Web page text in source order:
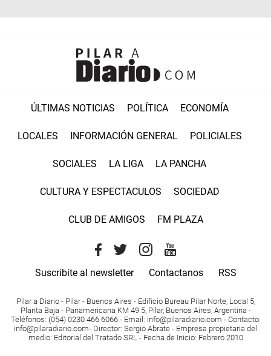
ÚLTIMAS NOTICIAS POLÍTICA ECONOMÍA
LOCALES INFORMACIÓN GENERAL POLICIALES
SOCIALES LA LIGA LA PANCHA
CULTURA Y ESPECTACULOS SOCIEDAD
CLUB DE AMIGOS FM PLAZA
Suscribite al newsletter Contactanos RSS
Pilar a Diario - Pilar - Buenos Aires - Edificio Bureau Pilar Norte, Local 5,
Planta Baja - Panamericana KM 49.5, Pilar, Buenos Aires, Argentina -
Teléfonos: (054) 0230 466 6066 - Email : info@pilaradiario.com - Contacto:
info@pilaradiario.com- Director: Sergio Abrate - Empresa propietaria del
medio: Editorial del Tratado SRL - Fecha de Inicio: Febrero 2010